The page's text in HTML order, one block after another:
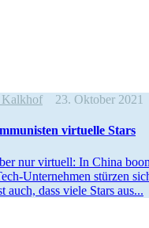
23. Oktober 2021
virtuelle Stars
nur virtuell: In China
Unter­­nehmen stürzen
auch, dass viele Stars aus...